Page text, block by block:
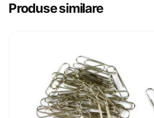
Produse similare